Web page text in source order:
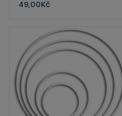
49,00Kč